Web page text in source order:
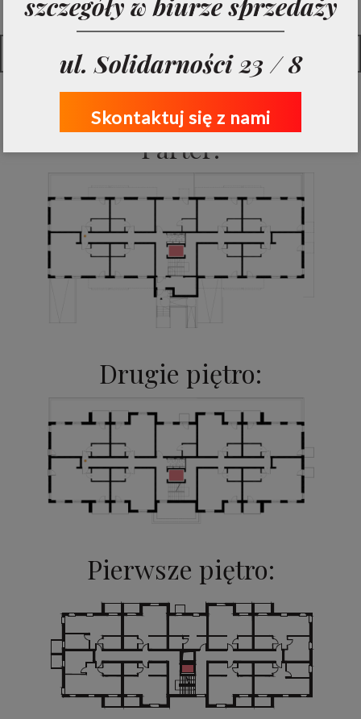
Pełna tabela mieszkań
Parter:
Drugie piętro:
Pierwsze piętro:
szczegóły w biurze sprzedaży
ul. Solidarności 23 / 8
Skontaktuj się z nami